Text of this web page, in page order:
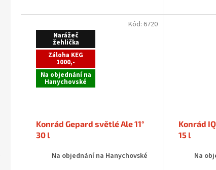
Narážeč
žehlička
Záloha KEG
1000,-
Na objednání na
Hanychovské
Konrád Gepard světlé Ale 11°
30 l
Na objednání na Hanychovské
Kód: 6720
Konrád
15 l
Na